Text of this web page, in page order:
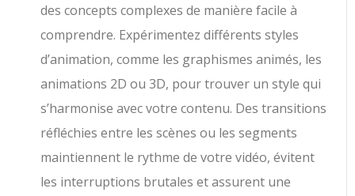
des concepts complexes de manière facile à
comprendre. Expérimentez différents styles
d’animation, comme les graphismes animés, les
animations 2D ou 3D, pour trouver un style qui
s’harmonise avec votre contenu. Des transitions
réfléchies entre les scènes ou les segments
maintiennent le rythme de votre vidéo, évitent
les interruptions brutales et assurent une